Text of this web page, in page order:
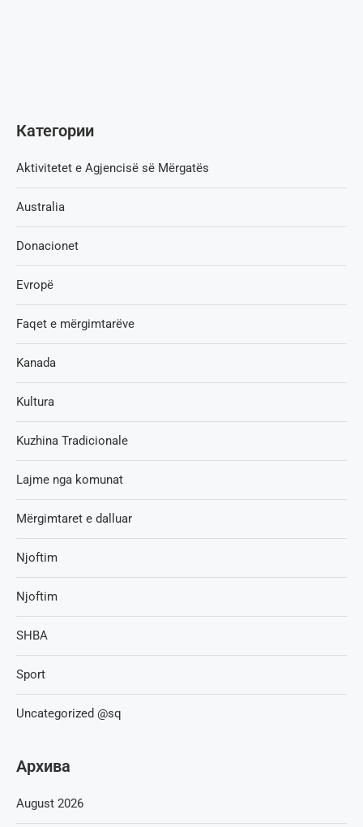
Категории
Aktivitetet e Agjencisë së Мërgatës
Australia
Donacionet
Evropë
Faqet e mërgimtarëve
Kanada
Kultura
Kuzhina Tradicionale
Lajme nga komunat
Mërgimtaret e dalluar
Njoftim
Njoftim
SHBA
Sport
Uncategorized @sq
Архива
August 2026